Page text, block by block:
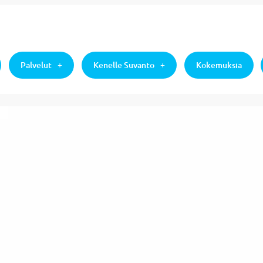
Palvelut Kenelle Suvanto Kokemuksia